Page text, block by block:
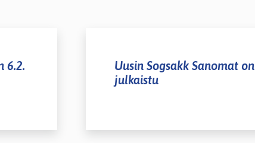
6.2.
Uusin Sogsakk Sanomat on
julkaistu